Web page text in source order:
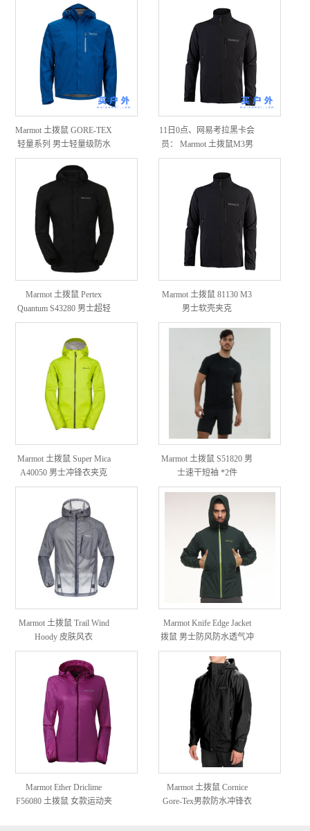
Marmot 土拨鼠 GORE-TEX
轻量系列 男士轻量级防水
夹克
11日0点、网易考拉黑卡会
员： Marmot 土拨鼠M3男
款软壳外套
Marmot 土拨鼠 Pertex
Quantum S43280 男士超轻
皮肤衣
Marmot 土拨鼠 81130 M3
男士软壳夹克
Marmot 土拨鼠 Super Mica
A40050 男士冲锋衣夹克
*2件
Marmot 土拨鼠 S51820 男
士速干短袖 *2件
Marmot 土拨鼠 Trail Wind
Hoody 皮肤风衣
Marmot Knife Edge Jacket
拨鼠 男士防风防水透气冲
锋衣
Marmot Ether Driclime
F56080 土拨鼠 女款运动夹
Marmot 土拨鼠 Cornice
Gore-Tex男款防水冲锋衣